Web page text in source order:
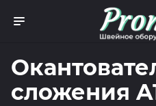
сложения